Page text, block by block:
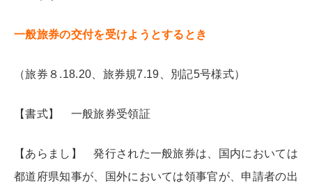
一般旅券の交付を受けようとするとき
（旅券８.18.20、旅券規7.19、別記5号様式）
【書式】 一般旅券受領証
【あらまし】 発行された一般旅券は、国内においては
都道府県知事が、国外においては領事官が、申請者の出